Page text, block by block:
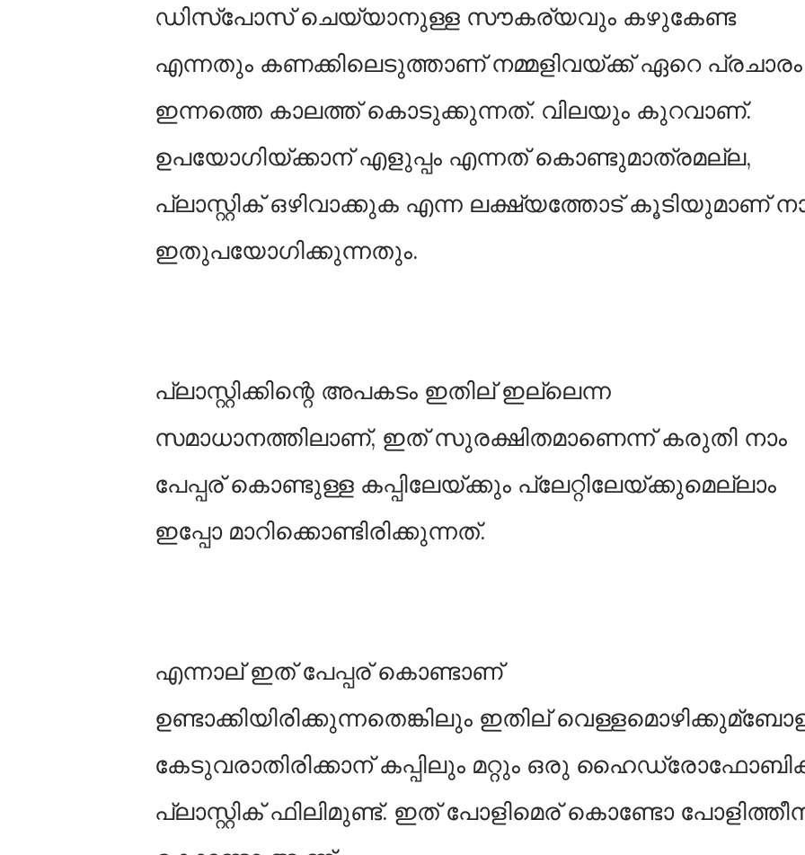
ഡിസ്പോസ് ചെയ്യാനുള്ള സൗകര്യവും കഴുകേണ്ട
എന്നതും കണക്കിലെടുത്താണ് നമ്മളിവയ്ക്ക് ഏറെ പ്രചാരം
ഇന്നത്തെ കാലത്ത് കൊടുക്കുന്നത്. വിലയും കുറവാണ്.
ഉപയോഗിയ്ക്കാന് എളുപ്പം എന്നത് കൊണ്ടുമാത്രമല്ല,
പ്ലാസ്റ്റിക് ഒഴിവാക്കുക എന്ന ലക്ഷ്യത്തോട് കൂടിയുമാണ്
ഇതുപയോഗിക്കുന്നതും.
പ്ലാസ്റ്റിക്കിന്റെ അപകടം ഇതില് ഇല്ലെന്ന
സമാധാനത്തിലാണ്, ഇത് സുരക്ഷിതമാണെന്ന് കരുതി നാം
പേപ്പര് കൊണ്ടുള്ള കപ്പിലേയ്ക്കും പ്ലേറ്റിലേയ്ക്കുമെല്ലാം
ഇപ്പോ മാറിക്കൊണ്ടിരിക്കുന്നത്.
എന്നാല് ഇത് പേപ്പര് കൊണ്ടാണ്
ഉണ്ടാക്കിയിരിക്കുന്നതെങ്കിലും ഇതില്
കേടുവരാതിരിക്കാന് കപ്പിലും മറ്റും ഒരു
പ്ലാസ്റ്റിക് ഫിലിമുണ്ട്. ഇത് പോളിമെര് കൊണ്ടോ